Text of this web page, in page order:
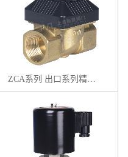
ZCA系列 出口系列精品黄铜电磁阀